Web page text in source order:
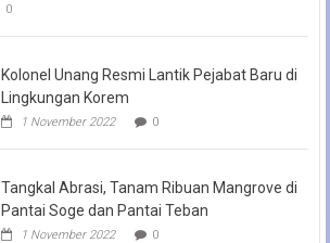
0
Kolonel Unang Resmi Lantik Pejabat Baru di
Lingkungan Korem
1 November 2022 0
Tangkal Abrasi, Tanam Ribuan Mangrove di
Pantai Soge dan Pantai Teban
1 November 2022 0